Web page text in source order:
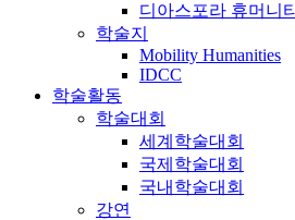
디아스포라 휴머니
학술지
Mobility Humanities
IDCC
학술활동
학술대회
세계학술대회
국제학술대회
국내학술대회
강연